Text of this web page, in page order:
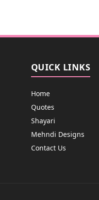
QUICK LINKS
Home
Quotes
Shayari
Mehndi Designs
Contact Us